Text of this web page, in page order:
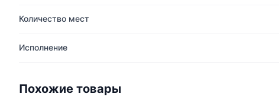
Количество мест
Исполнение
Похожие товары